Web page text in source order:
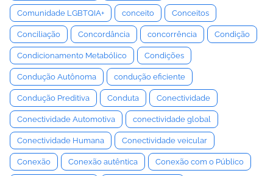
Comunidade LGBTQIA+ conceito Conceitos
Conciliação Concordância concorrência Condição
Condicionamento Metabólico Condições
Condução Autônoma condução eficiente
Condução Preditiva Conduta Conectividade
Conectividade Automotiva conectividade global
Conectividade Humana Conectividade veicular
Conexão Conexão autêntica Conexão com o Público